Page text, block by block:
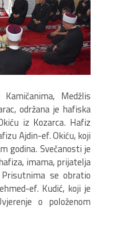
Medžlis
održana je hafiska
iz Kozarca. Hafiz
Ajdin-ef. Okiću, koji
godina. Svečanosti je
imama, prijatelja
se obratio
ef. Kudić, koji je
o položenom